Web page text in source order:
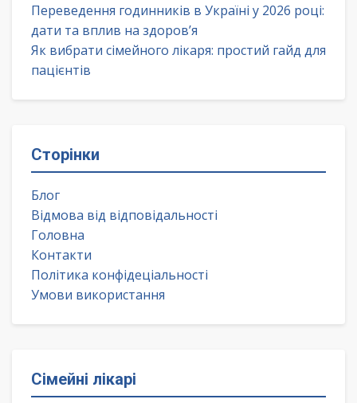
Переведення годинників в Україні у 2026 році:
дати та вплив на здоров’я
Як вибрати сімейного лікаря: простий гайд для
пацієнтів
Сторінки
Блог
Відмова від відповідальності
Головна
Контакти
Політика конфідеціальності
Умови використання
Сімейні лікарі